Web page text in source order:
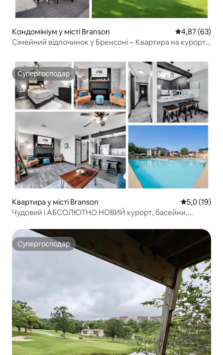
Кондомініум у місті Branson Середня
4,87 (63)
Сімейний відпочинок у Бренсоні ~ Квартира на курорті
Супергосподар
Супергосподар
Квартира у місті Branson Середня
5,0 (19)
Чудовий і АБСОЛЮТНО НОВИЙ курорт, басейни,
Супергосподар
Супергосподар